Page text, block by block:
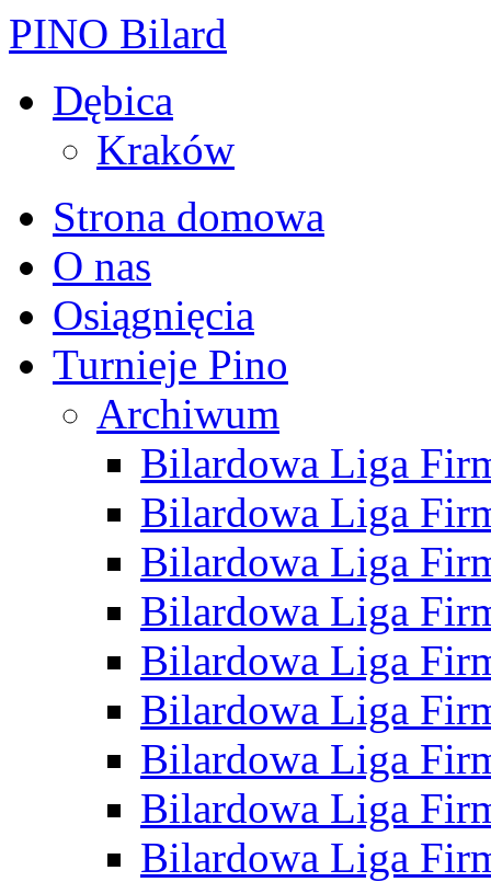
PINO Bilard
Dębica
Kraków
Strona domowa
O nas
Osiągnięcia
Turnieje Pino
Archiwum
Bilardowa Liga
Bilardowa Liga
Bilardowa Liga
Bilardowa Liga
Bilardowa Liga
Bilardowa Liga
Bilardowa Liga
Bilardowa Liga
Bilardowa Liga